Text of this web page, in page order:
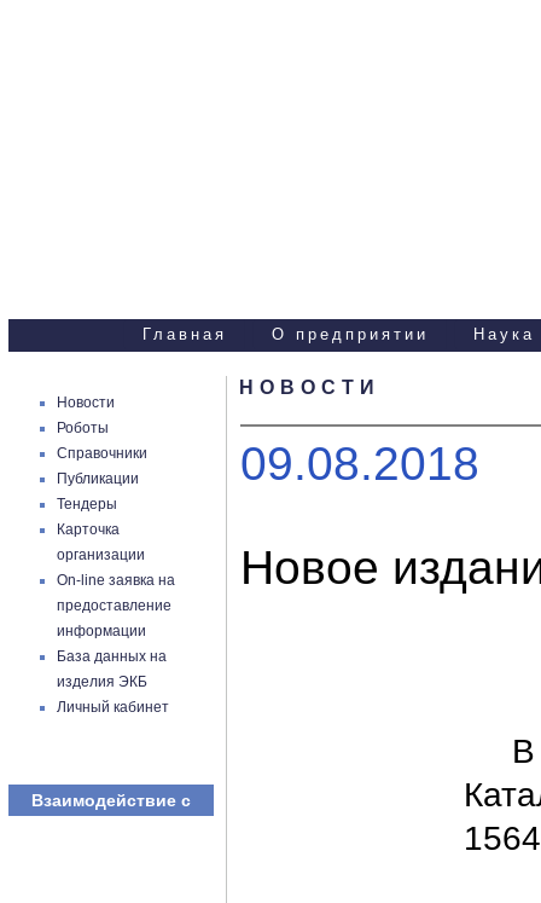
Главная О предприятии Наука
Новости
Роботы
Справочники
Публикации
Тендеры
Карточка
организации
On-line заявка на
предоставление
информации
База данных на
изделия ЭКБ
Личный кабинет
Взаимодействие с
НОВОСТИ
09.08.2018
Новое
В